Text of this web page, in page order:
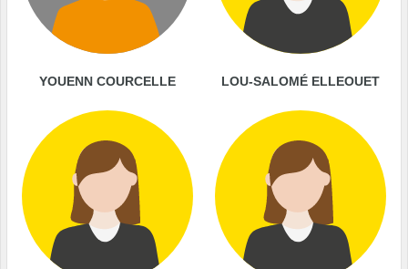
YOUENN COURCELLE LOU-SALOMÉ ELLEOUET